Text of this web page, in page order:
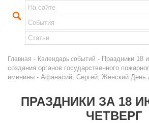
Главная - Календарь событий - Праздники 18
создания органов государственного
именины - Афанасий, Сергей; Женский День
ПРАЗДНИКИ ЗА 18
ЧЕТВЕРГ